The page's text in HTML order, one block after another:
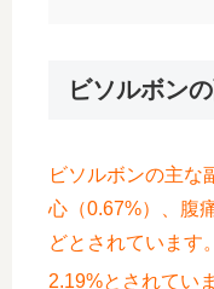
ビソルボン
ビソルボンの主な
心（0.67%）、腹
どとされています
2.19%とされてい